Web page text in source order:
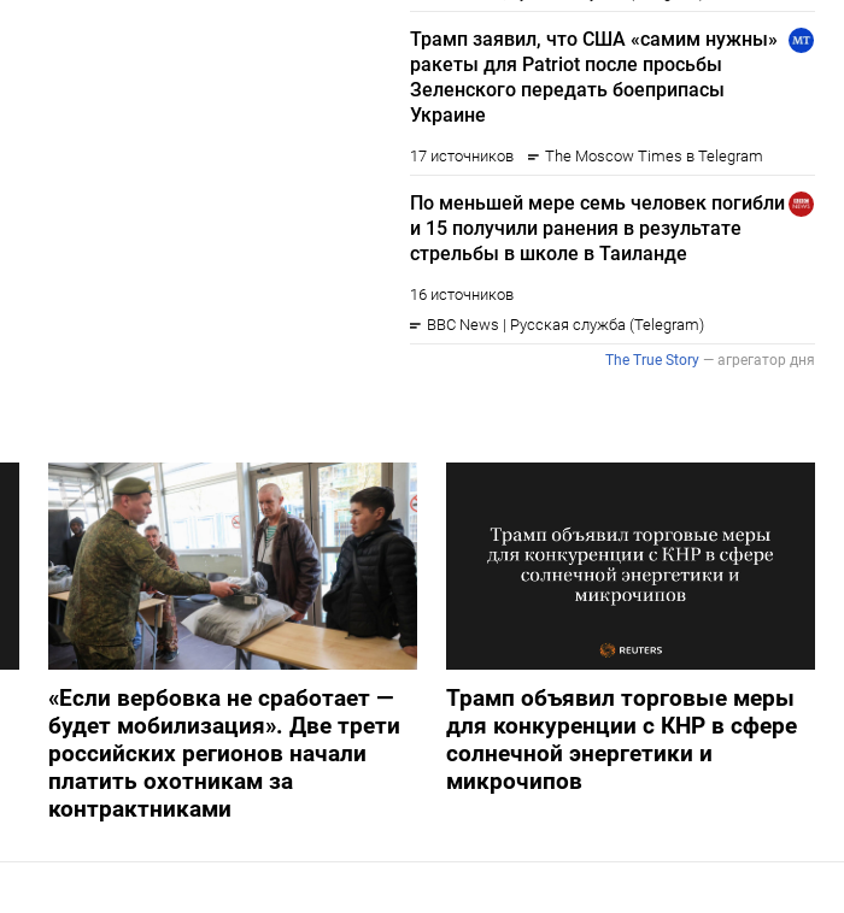
«Если вербовка не сработает —
будет мобилизация». Две трети
российских регионов начали
платить охотникам за
контрактниками
Трамп объявил торговые меры
для конкуренции с КНР в сфере
солнечной энергетики и
микрочипов